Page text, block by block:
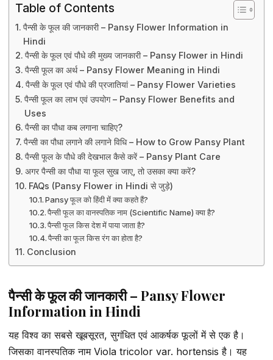
Table of Contents
पैन्सी के फूल की जानकारी – Pansy Flower Information in
Hindi
पैन्सी के फूल एवं पौधे की मुख्य जानकारी – Pansy Flower in Hindi
पैन्सी फूल का अर्थ – Pansy Flower Meaning in Hindi
पैन्सी के फूल एवं पौधे की प्रजातियां – Pansy Flower Varieties
पैन्सी फूल का लाभ एवं उपयोग – Pansy Flower Benefits and
Uses
पैन्सी का पौधा कब लगाना चाहिए?
पैन्सी का पौधा लगाने की लगाने विधि – How to Grow Pansy Plant
पैन्सी फूल के पौधे की देखभाल कैसे करें – Pansy Plant Care
अगर पैन्सी का पौधा या फूल सुख जाए, तो उसका क्या करें?
FAQs (Pansy Flower in Hindi से जुड़े)
Pansy फूल को हिंदी में क्या कहते हैं?
पैन्सी फूल का वानस्पतिक नाम (Scientific Name) क्या है?
पैन्सी फूल किस देश में पाया जाता है?
पैन्सी का फूल किस रंग का होता है?
Conclusion
पैन्सी के फूल की जानकारी – Pansy Flower
Information in Hindi
यह विश्व का सबसे खूबसूरत, सुगंधित एवं आकर्षक फूलों में से एक है।
जिसका वानस्पतिक नाम Viola tricolor var. hortensis है। यह